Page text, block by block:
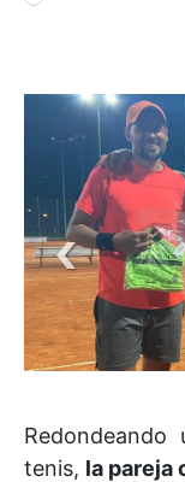
tenis, la pareja